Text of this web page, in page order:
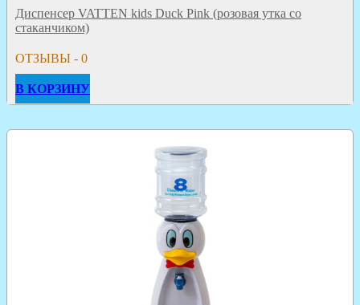
Диспенсер VATTEN kids Duck Pink (розовая утка со
стаканчиком)
ОТЗЫВЫ - 0
В КОРЗИНУ